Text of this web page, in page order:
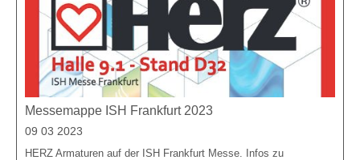
Messemappe ISH Frankfurt 2023
09 03 2023
HERZ Armaturen auf der ISH Frankfurt Messe. Infos zu